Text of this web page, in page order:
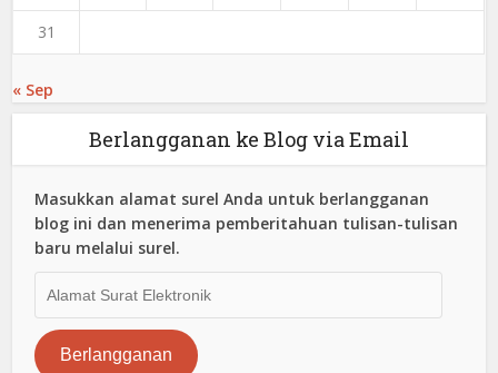
31
« Sep
Berlangganan ke Blog via Email
Masukkan alamat surel Anda untuk berlangganan
blog ini dan menerima pemberitahuan tulisan-tulisan
baru melalui surel.
Surat
Elektronik
Berlangganan